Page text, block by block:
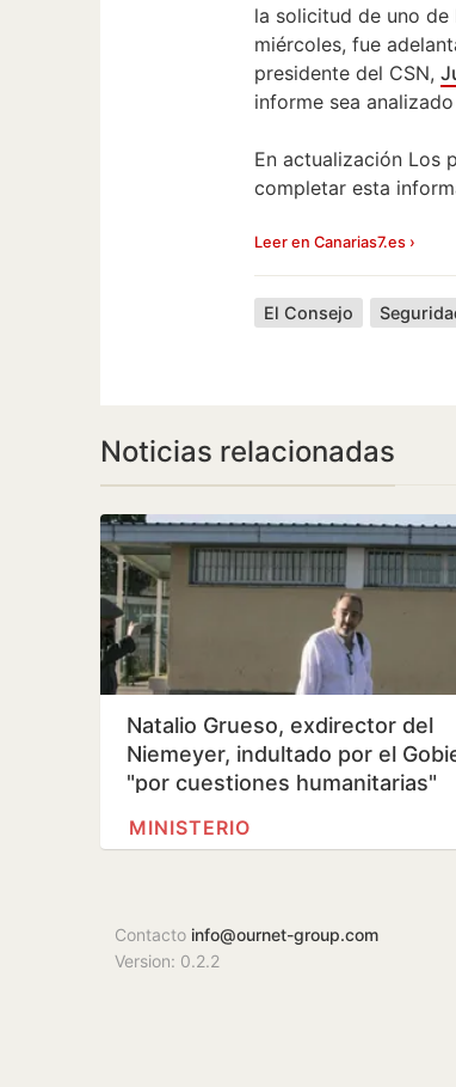
la solicitud de uno de
miércoles, fue
presidente del CSN,
informe sea
En actualización Los
completar esta
Leer en Canarias7.es ›
El Consejo
Noticias relacionadas
Natalio Grueso, exdirector del
Niemeyer, indultado por el
"por cuestiones humanitarias"
MINISTERIO
Contacto info@ournet-group.com
Version: 0.2.2